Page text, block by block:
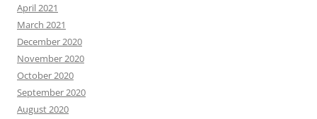
April 2021
March 2021
December 2020
November 2020
October 2020
September 2020
August 2020